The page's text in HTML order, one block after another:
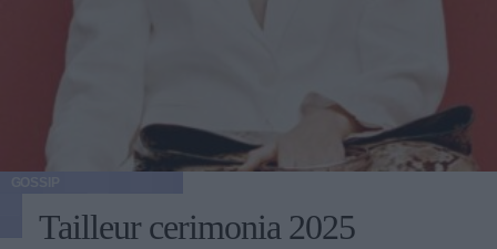
Tailleur cerimonia 2025